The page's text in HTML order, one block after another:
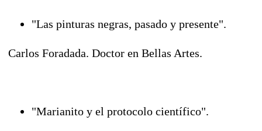
"Las pinturas negras, pasado y presente".
Carlos Foradada. Doctor en Bellas Artes.
"Marianito y el protocolo científico".